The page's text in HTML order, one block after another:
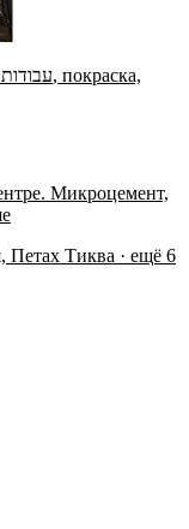
Микроцемент,
Петах Тиква · ещё 6